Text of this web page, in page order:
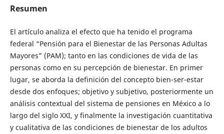
Resumen
El artículo analiza el efecto que ha tenido el programa
federal “Pensión para el Bienestar de las Personas Adultas
Mayores” (PAM); tanto en las condiciones de vida de las
personas como en su percepción de bienestar. En primer
lugar, se aborda la definición del concepto bien-ser-estar
desde dos enfoques; objetivo y subjetivo, posteriormente un
análisis contextual del sistema de pensiones en México a lo
largo del siglo XXI, y finalmente la investigación cuantitativa
y cualitativa de las condiciones de bienestar de los adultos